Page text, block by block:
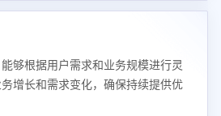
够根据用户需求和业务规模进行灵
增长和需求变化，确保持续提供优